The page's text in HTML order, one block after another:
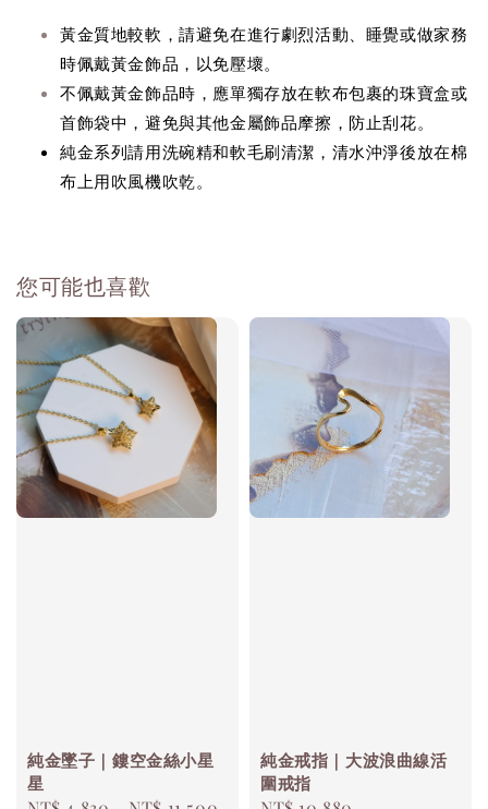
黃金質地較軟，請避免在進行劇烈活動、睡覺或做家務
時佩戴黃金飾品，以免壓壞。
不佩戴黃金飾品時，應單獨存放在軟布包裹的珠寶盒或
首飾袋中，避免與其他金屬飾品摩擦，防止刮花。
純金系列請用洗碗精和軟毛刷清潔，清水沖淨後放在棉
布上用吹風機吹乾。
您可能也喜歡
純金墜子｜鏤空金絲小星
星
純金戒指｜大波浪曲線活
圍戒指